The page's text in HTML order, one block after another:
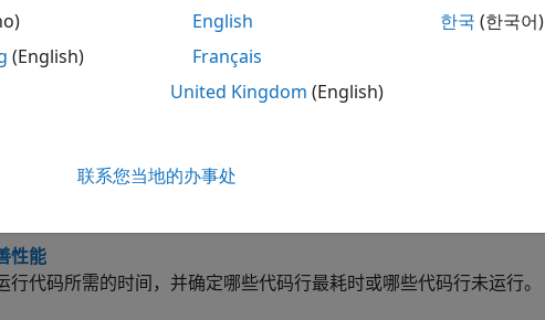
探查函数的执行时间
基准
性能
行代码所需的时间，并确定哪些代码行最耗时或哪些代码行未运行。
(English)
English
Français
United Kingdom (English)
한국 (한국어)
联系您当地的办事处